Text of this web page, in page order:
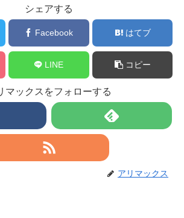
シェアする
Facebook はてブ
LINE コピー
マックスをフォローする
アリマックス